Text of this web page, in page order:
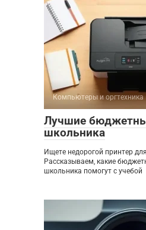
Компьютеры и оргтехника
Лучшие
школьника
Ищете недорогой принтер
Рассказываем, какие
школьника помогут с учебой